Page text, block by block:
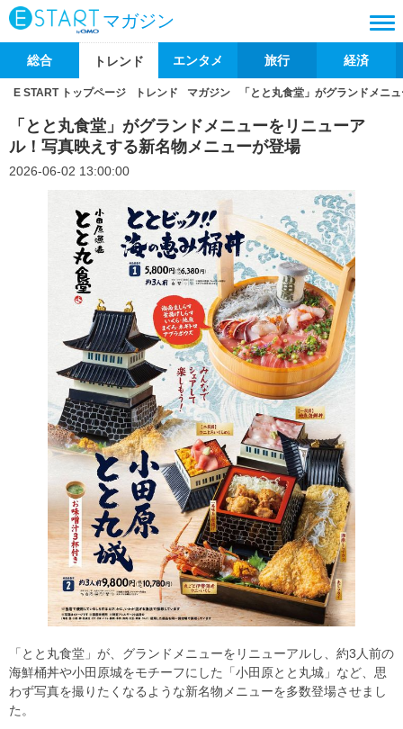
マガジン
総合 トレンド エンタメ 旅行 経済
E START トップページ トレンド マガジン 「とと丸食堂」がグランドメニ
「とと丸食堂」がグランドメニューをリニューア
ル！写真映えする新名物メニューが登場
2026-06-02 13:00:00
「とと丸食堂」が、グランドメニューをリニューアルし、約3人前の
海鮮桶丼や小田原城をモチーフにした「小田原とと丸城」など、思
わず写真を撮りたくなるような新名物メニューを多数登場させまし
た。